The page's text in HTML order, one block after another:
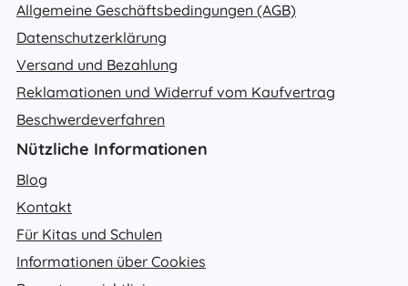
Allgemeine Geschäftsbedingungen (AGB)
Datenschutzerklärung
Versand und Bezahlung
Reklamationen und Widerruf vom Kaufvertrag
Beschwerdeverfahren
Nützliche Informationen
Blog
Kontakt
Für Kitas und Schulen
Informationen über Cookies